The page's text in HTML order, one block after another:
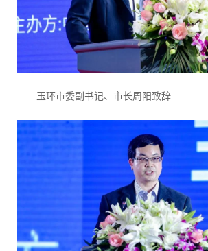
玉环市委副书记、市长周阳致辞